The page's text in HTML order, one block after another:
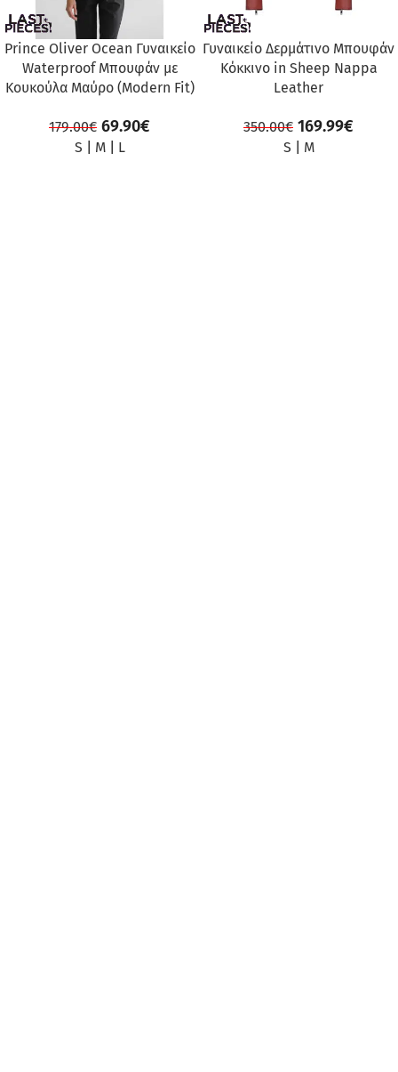
Prince Oliver Ocean Γυναικείο
Waterproof Μπουφάν με
Κουκούλα Μαύρο (Modern Fit)
179.00€ 69.90€
S M| L
Γυναικείο Δερμάτινο Μπουφάν
Κόκκινο in Sheep Nappa
Leather
350.00€ 169.99€
S M